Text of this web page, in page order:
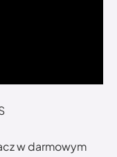
w darmowym